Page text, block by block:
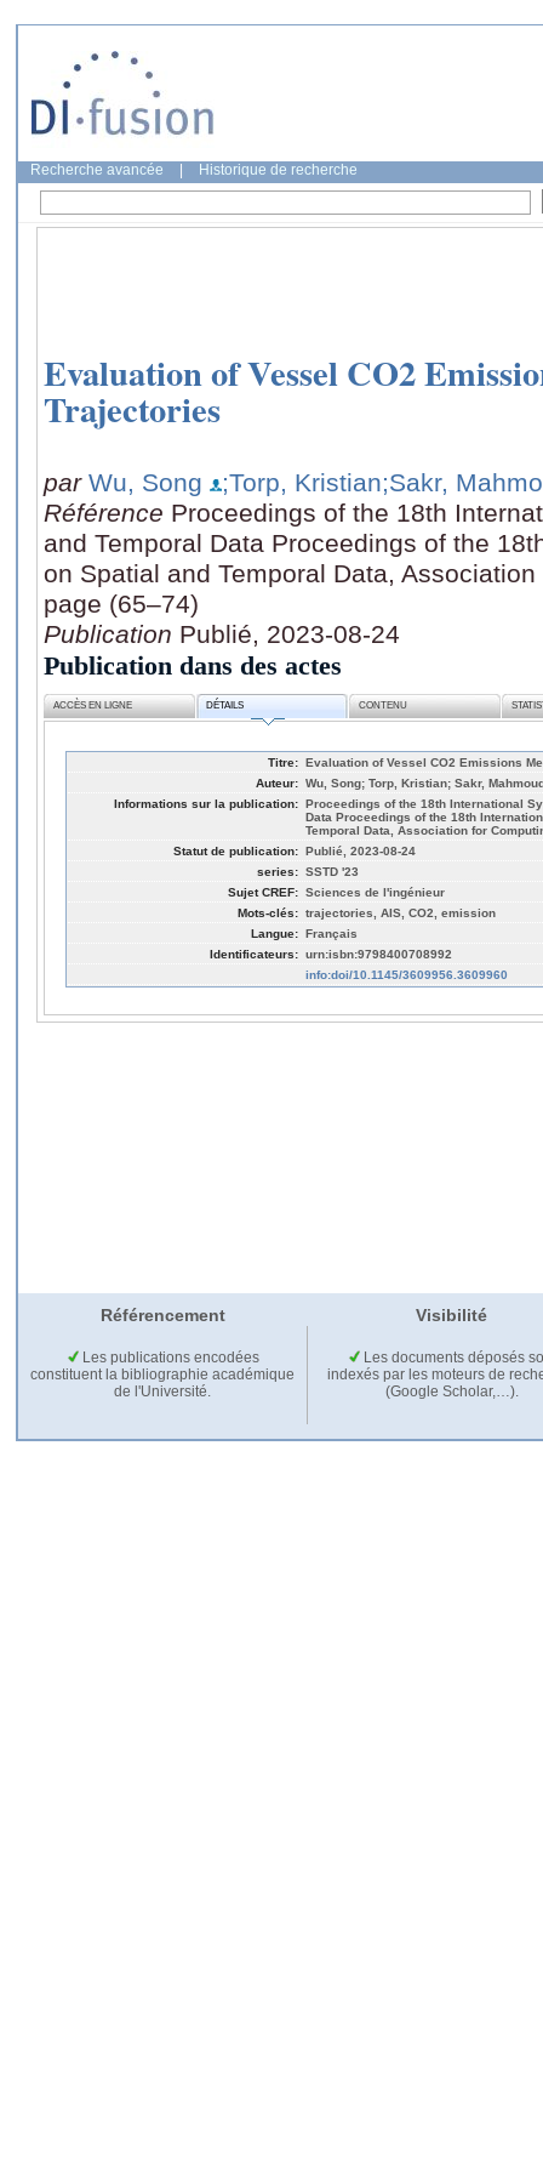
Recherche avancée Historique de recherche
Evaluation of Vessel CO2
Trajectories
par Wu, Song ;Torp, Kristian;Sakr,
Référence Proceedings of the 18th
and Temporal Data Proceedings of the
on Spatial and Temporal Data,
page (65–74)
Publication Publié, 2023-08-24
Publication dans des actes
ACCÈS EN LIGNE DÉTAILS CONTENU
Titre: Evaluation of Vessel CO2 Emissions
Auteur: Wu, Song; Torp, Kristian; Sakr,
Informations sur la publication: Proceedings of the 18th International
Data Proceedings of the 18th
Temporal Data, Association for
Statut de publication: Publié, 2023-08-24
series: SSTD '23
Sujet CREF: Sciences de l'ingénieur
Mots-clés: trajectories, AIS, CO2, emission
Langue: Français
Identificateurs: urn:isbn:9798400708992
info:doi/10.1145/3609956.3609960
Référencement Visibilité
Les publications encodées
constituent la bibliographie académique
de l'Université.
Les documents déposés
indexés par les moteurs de
(Google Scholar,…).